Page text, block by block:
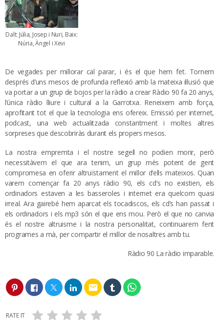
Dalt: Júlia, Josep i Nuri, Baix:
Núria, Àngel i Xevi
De vegades per millorar cal parar, i és el que hem fet. Tornem
després d’uns mesos de profunda reflexió amb la mateixa il·lusió que
va portar a un grup de bojos per la ràdio a crear Ràdio 90 fa 20 anys,
l’única ràdio lliure i cultural a la Garrotxa. Reneixem amb força,
aprofitant tot el que la tecnologia ens ofereix. Emissió per internet,
podcast, una web actualitzada constantment i moltes altres
sorpreses que descobriràs durant els propers mesos.
La nostra empremta i el nostre segell no podien morir, però
necessitàvem el que ara tenim, un grup més potent de gent
compromesa en oferir altruïstament el millor d’ells mateixos. Quan
varem començar fa 20 anys ràdio 90, els cd’s no existien, els
ordinadors estaven a les basseroles i internet era quelcom quasi
irreal. Ara gairebé hem aparcat els tocadiscos, els cd’s han passat i
els ordinadors i els mp3 són el que ens mou. Però el que no canvia
és el nostre altruisme i la nostra personalitat, continuarem fent
programes a mà, per compartir el millor de nosaltres amb tu.
Ràdio 90 La ràdio imparable.
email
RATE IT